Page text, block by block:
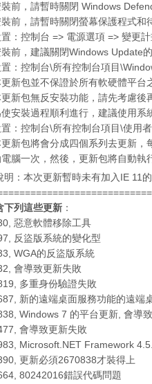
前，請暫時關閉 Windows
前，請暫時關閉螢幕保護程式和
：控制台 => 電源選項 => 變更
前，建議關閉Windows Update
：控制台\所有控制台項目
新包並不保證於所有軟硬體平台
新包無反安裝功能，請先考慮後
安裝過程順利進行，建議使用系
：控制台\所有控制台項目\使用
新包將會分成四個系列去更新，
腦一次，然後，更新包將自動執
明：本次更新暫時未有加入IE 11
下列這些更新 ：
惡意軟體移除工具
反盜版系統的變化型
WGA的反盜版系統
會導致更新失敗
多重身份驗證失敗
新的遠端桌面服務功能的遠端
Windows 7 的平台更新, 會導
會導致更新失敗
Microsoft.NET Framework
更新必須2670838才裝得上
80242016錯誤代碼問題